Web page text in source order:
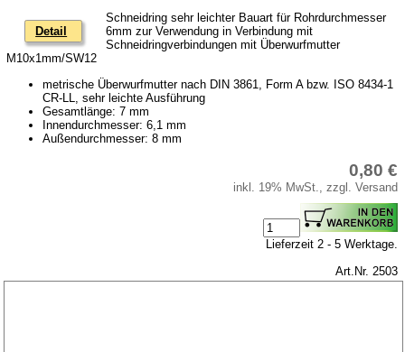
Detail
Schneidring sehr leichter Bauart für Rohrdurchmesser
6mm zur Verwendung in Verbindung mit
Schneidringverbindungen mit Überwurfmutter
M10x1mm/SW12
metrische Überwurfmutter nach DIN 3861, Form A bzw. ISO 8434-1
CR-LL, sehr leichte Ausführung
Gesamtlänge: 7 mm
Innendurchmesser: 6,1 mm
Außendurchmesser: 8 mm
0,80 €
inkl. 19% MwSt., zzgl. Versand
Lieferzeit 2 - 5 Werktage.
Art.Nr. 2503